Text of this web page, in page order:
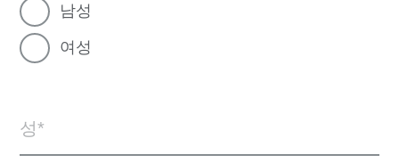
남성
여성
성